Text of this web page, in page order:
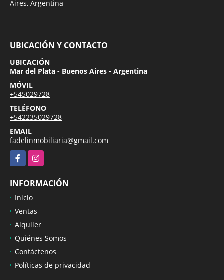
Aires, Argentina
UBICACIÓN Y CONTACTO
UBICACIÓN
Mar del Plata - Buenos Aires - Argentina
MÓVIL
+545029728
TELÉFONO
+542235029728
EMAIL
fadelinmobiliaria@gmail.com
FacebookInstagram
INFORMACIÓN
Inicio
Ventas
Alquiler
Quiénes Somos
Contáctenos
Políticas de privacidad